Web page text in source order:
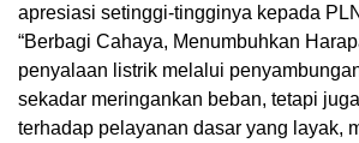
apresiasi setinggi-tingginya kepada
“Berbagi Cahaya, Menumbuhkan
penyalaan listrik melalui
sekadar meringankan beban, tetapi
terhadap pelayanan dasar yang layak,